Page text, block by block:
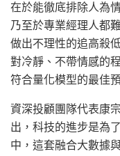
在於能徹底排除人為
乃至於專業經理人都
做出不理性的追高殺
對冷靜、不帶情感的
符合量化模型的最佳
資深投顧團隊代表康
出，科技的進步是為
中，這套融合大數據